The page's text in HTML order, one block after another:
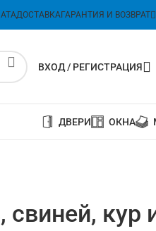
ДОСТАВКАГАРАНТИЯ И ВОЗВРАТ
ВХОД / РЕГИСТРАЦИЯ
ДВЕРИ ОКНА
свиней, кур